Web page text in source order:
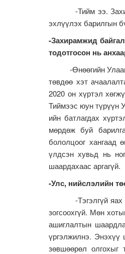
-Тийм ээ.
эхлүүлэх барилгын
-Захирамжид
тодотгосон нь
-Өнөөгийн
төвдөө хэт
2020 он хүртэл
Тиймээс юун түрүүн
ийн батлагдах
мөрдөж буй
бололцоог хангаад
үлдсэн хувьд нь
шаардахаас аргагүй.
-Улс, нийслэлийн
-Тэгэлгүй яах вэ.
зогсоохгүй. Мөн
ашиглалтын
үргэлжилнэ. Энэхүү
зөвшөөрөл олгохыг